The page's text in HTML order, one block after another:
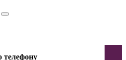
телефону